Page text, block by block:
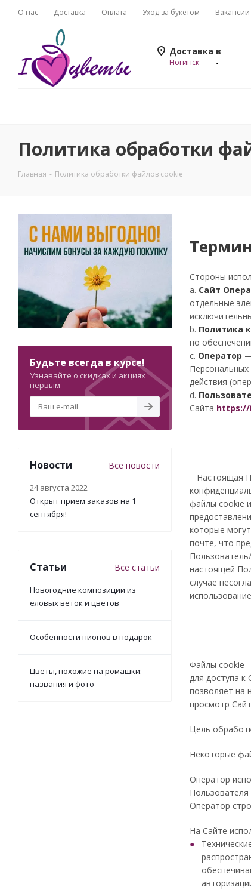
О нас Доставка Оплата Уход за букетом Вакансии
Доставка в
Ногинск
Политика обработки
Главная - Политика обработки файлов cookie
Стороны
a. Сайт
отдельные
b. Политика
по
c. Оператор
действия
d.
Сайта https://
Настоящая
файлы cookie
которые
почте, что
настоящей
случае
Файлы cookie
для доступа
позволяет на
просмотр
Цель
Некоторые
Оператор
Оператор
На Сайте
Будьте всегда в курсе!
Узнавайте о скидках и акциях
первым
Новости Все новости
24 августа 2022
Открыт прием заказов на 1
сентября!
Статьи Все статьи
Новогодние композиции из
еловых веток и цветов
Особенности пионов в подарок
Цветы, похожие на ромашки:
названия и фото